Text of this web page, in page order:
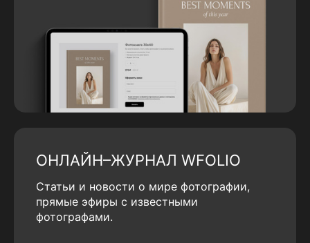
ОНЛАЙН–ЖУРНАЛ WFOLIO
Статьи и новости о мире фотографии,
прямые эфиры с известными
фотографами.